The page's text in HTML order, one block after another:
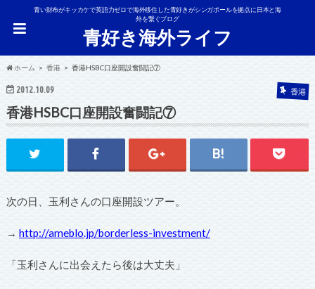
青い財布がキッカケで英語力ゼロで海外移住した青好きがシンガポールを拠点に日本と海
外を繋ぐブログ
青好き海外ライフ
ホーム 香港 香港HSBC口座開設奮闘記⑦
2012.10.09 香港
香港HSBC口座開設奮闘記⑦
次の日、玉利さんの口座開設ツアー。
→ http://ameblo.jp/borderless-investment/
「玉利さんに出会えたら後は大丈夫」